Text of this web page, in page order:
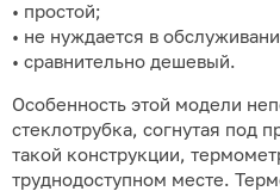
• простой;
• не нуждается в
• сравнительно дешевый.
Особенность этой модели
стеклотрубка, согнутая под
такой конструкции,
труднодоступном месте.